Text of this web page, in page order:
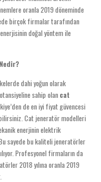
oranla 2019 döneminde
birçok firmalar tarafından
doğal yöntem ile
dahi yoğun olarak
sahip olancat
de en iyi fiyat güvencesi
Cat jeneratör modelleri
enerjinin elektrik
sayede bu kaliteli jeneratörler
Profesyonel firmaların da
2018 yılına oranla 2019